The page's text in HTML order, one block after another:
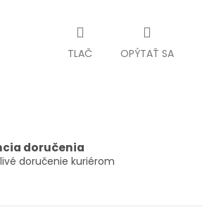
TLAČ OPÝTAŤ SA
doručenia
doručenie kuriérom